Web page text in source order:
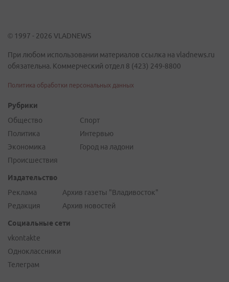
© 1997 - 2026 VLADNEWS
При любом использовании материалов ссылка на vladnews.ru
обязательна. Коммерческий отдел 8 (423) 249-8800
Политика обработки персональных данных
Рубрики
Общество
Политика
Экономика
Происшествия
Спорт
Интервью
Город на ладони
Издательство
Реклама
Редакция
Архив газеты "Владивосток"
Архив новостей
Социальные сети
vkontakte
Одноклассники
Телеграм